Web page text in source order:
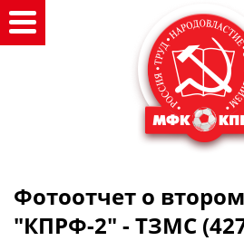
Фотоотчет о
"КПРФ-2" - ТЗМС